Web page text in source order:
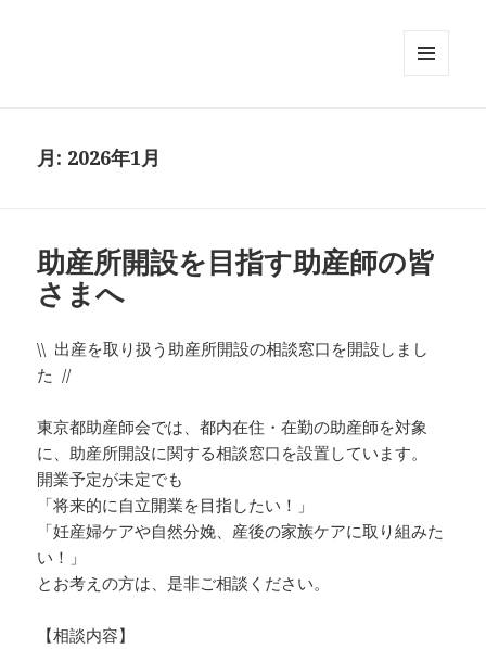
月: 2026年1月
助産所開設を目指す助産師の皆
さまへ
\\ 出産を取り扱う助産所開設の相談窓口を開設しまし
た //
東京都助産師会では、都内在住・在勤の助産師を対象
に、助産所開設に関する相談窓口を設置しています。
開業予定が未定でも
「将来的に自立開業を目指したい！」
「妊産婦ケアや自然分娩、産後の家族ケアに取り組みた
い！」
とお考えの方は、是非ご相談ください。
【相談内容】